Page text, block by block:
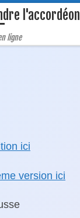
l'accordéon
ligne
ici
version ici